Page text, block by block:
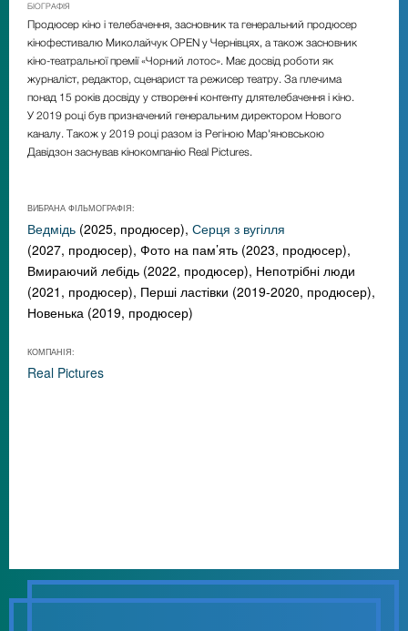
БІОГРАФІЯ
Продюсер кіно і телебачення, засновник та генеральний продюсер
кінофестивалю Миколайчук OPEN у Чернівцях, а також засновник
кіно-театральної премії «Чорний лотос». Має досвід роботи як
журналіст, редактор, сценарист та режисер театру. За плечима
понад 15 років досвіду у створенні контенту длятелебачення і кіно.
У 2019 році був призначений генеральним директором Нового
каналу. Також у 2019 році разом із Регіною Мар'яновською
Давідзон заснував кінокомпанію Real Pictures.
ВИБРАНА ФІЛЬМОГРАФІЯ:
Ведмідь (2025, продюсер), Серця з вугілля
(2027, продюсер), Фото на пам’ять (2023, продюсер),
Вмираючий лебідь (2022, продюсер), Непотрібні люди
(2021, продюсер), Перші ластівки (2019-2020, продюсер),
Новенька (2019, продюсер)
КОМПАНІЯ:
Real Pictures